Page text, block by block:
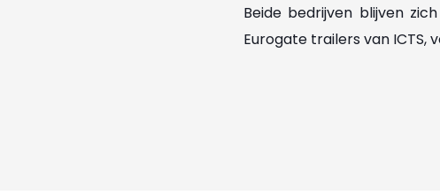
Beide bedrijven blijven
Eurogate trailers van ICTS,